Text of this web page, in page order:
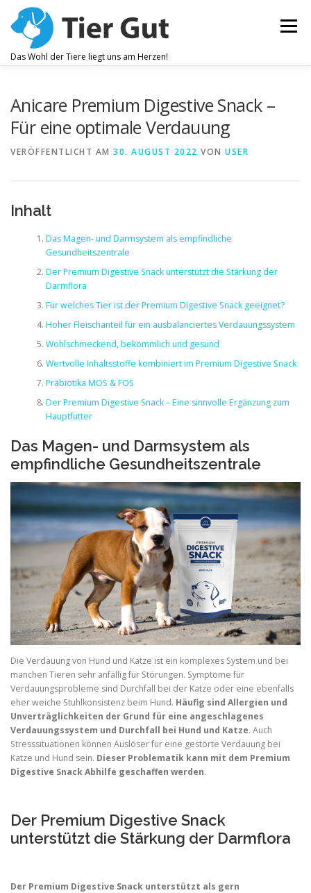
Inhalt
springen
Das Wohl der Tiere liegt uns am Herzen!
Menü
Anicare Premium Digestive Snack –
Für eine optimale Verdauung
VERÖFFENTLICHT AM 30. AUGUST 2022 VON USER
Inhalt
Das Magen- und Darmsystem als empfindliche
Gesundheitszentrale
Der Premium Digestive Snack unterstützt die Stärkung der
Darmflora
Für welches Tier ist der Premium Digestive Snack geeignet?
Hoher Fleischanteil für ein ausbalanciertes Verdauungssystem
Wohlschmeckend, bekömmlich und gesund
Wertvolle Inhaltsstoffe kombiniert im Premium Digestive Snack
Präbiotika MOS & FOS
Der Premium Digestive Snack – Eine sinnvolle Ergänzung zum
Hauptfutter
Das Magen- und Darmsystem als
empfindliche Gesundheitszentrale
Die Verdauung von Hund und Katze ist ein komplexes System und bei
manchen Tieren sehr anfällig für Störungen. Symptome für
Verdauungsprobleme sind Durchfall bei der Katze oder eine ebenfalls
eher weiche Stuhlkonsistenz beim Hund. Häufig sind Allergien und
Unverträglichkeiten der Grund für eine angeschlagenes
Verdauungssystem und Durchfall bei Hund und Katze. Auch
Stresssituationen können Auslöser für eine gestörte Verdauung bei
Katze und Hund sein. Dieser Problematik kann mit dem Premium
Digestive Snack Abhilfe geschaffen werden.
Der Premium Digestive Snack
unterstützt die Stärkung der Darmflora
Der Premium Digestive Snack unterstützt als gern